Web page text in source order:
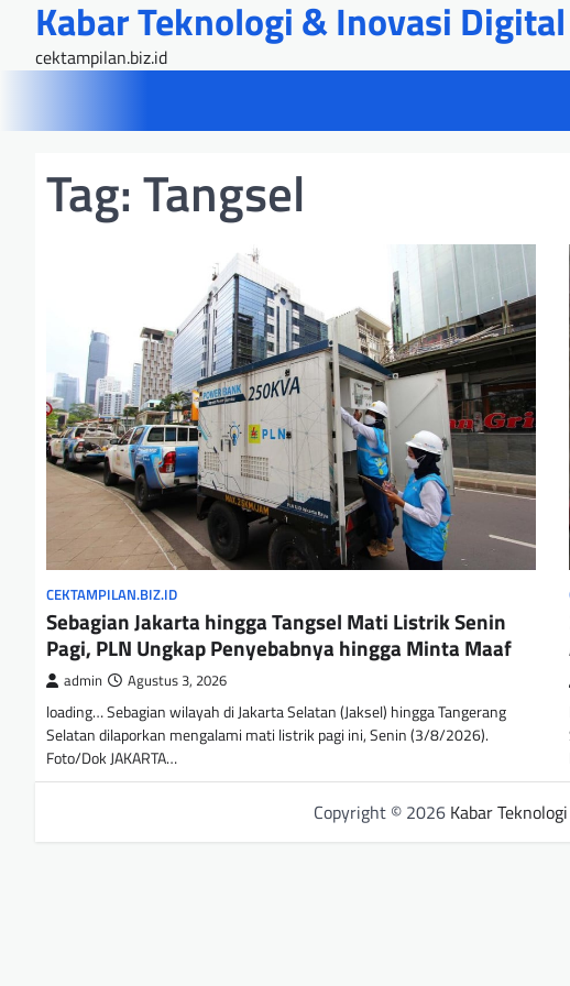
content
Kabar Teknologi & Inovasi
cektampilan.biz.id
Tag:Tangsel
CEKTAMPILAN.BIZ.ID
Sebagian Jakarta hingga Tangsel Mati Listrik Senin
Pagi, PLN Ungkap Penyebabnya hingga Minta Maaf
admin Agustus 3, 2026
loading… Sebagian wilayah di Jakarta Selatan (Jaksel) hingga Tangerang
Selatan dilaporkan mengalami mati listrik pagi ini, Senin (3/8/2026).
Foto/Dok JAKARTA…
Copyright © 2026 Kabar